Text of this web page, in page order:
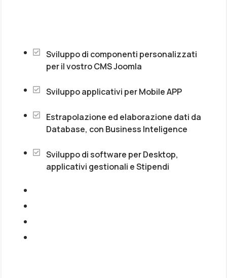
Sviluppo di componenti personalizzati
per il vostro CMS Joomla
Sviluppo applicativi per Mobile APP
Estrapolazione ed elaborazione dati da
Database, con Business Inteligence
Sviluppo di software per Desktop,
applicativi gestionali e Stipendi